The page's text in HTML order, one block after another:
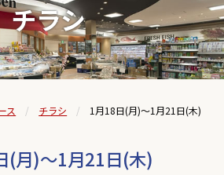
チラシ
ス チラシ 1月18日(月)～1月21日(木)
(月)～1月21日(木)